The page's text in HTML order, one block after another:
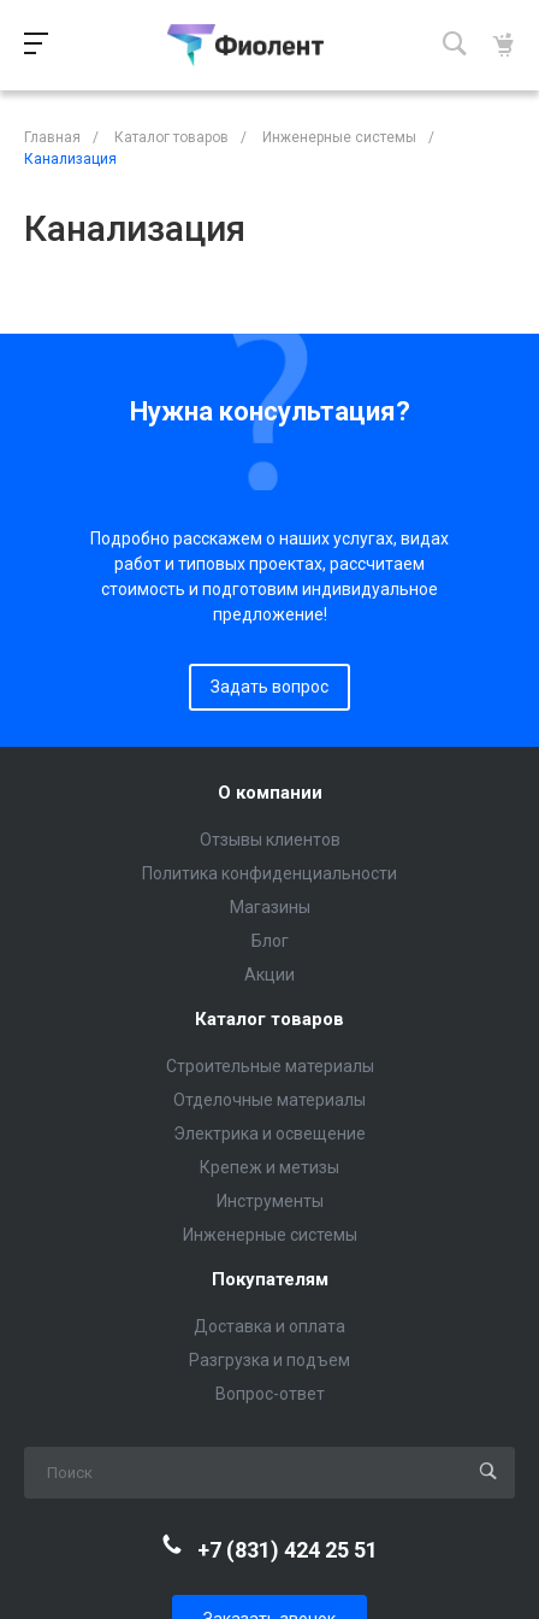
Главная / Каталог товаров / Инженерные системы
/
Канализация
Канализация
Нужна консультация?
Подробно расскажем о наших услугах, видах
работ и типовых проектах, рассчитаем
стоимость и подготовим индивидуальное
предложение!
Задать вопрос
О компании
Отзывы клиентов
Политика конфиденциальности
Магазины
Блог
Акции
Каталог товаров
Строительные материалы
Отделочные материалы
Электрика и освещение
Крепеж и метизы
Инструменты
Инженерные системы
Покупателям
Доставка и оплата
Разгрузка и подъем
Вопрос-ответ
+7 (831) 424 25 51